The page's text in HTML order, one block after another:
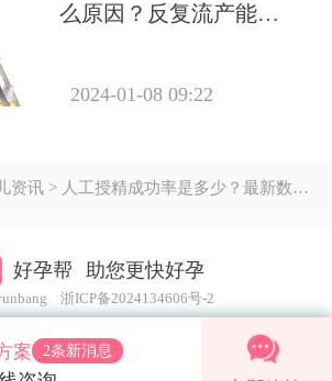
么原因？反复流产能做
2024-01-08 09:22
> 人工授精成功率是多少？最新数据与影响因素全解析
好孕帮 助您更快好孕
浙ICP备2024134606号-2
案 2条新消息